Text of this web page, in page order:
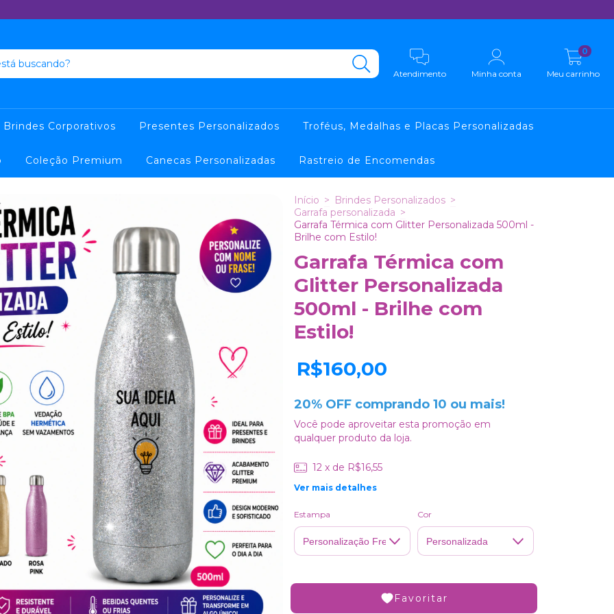
Atendimento Minha conta Meu carrinho
0
Brindes Corporativos Presentes Personalizados Troféus, Medalhas e Placas Personalizadas
Coleção Premium Canecas Personalizadas Rastreio de Encomendas
Início > Brindes Personalizados >
Garrafa personalizada >
Garrafa Térmica com Glitter Personalizada 500ml -
Brilhe com Estilo!
Garrafa Térmica com
Glitter Personalizada
500ml - Brilhe com
Estilo!
R$160,00
20% OFF comprando 10 ou mais!
Você pode aproveitar esta promoção em
qualquer produto da loja.
12 x de R$16,55
Ver mais detalhes
Estampa Cor
Favoritar